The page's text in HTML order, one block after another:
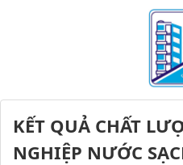
KẾT QUẢ CHẤT
NGHIỆP NƯỚC